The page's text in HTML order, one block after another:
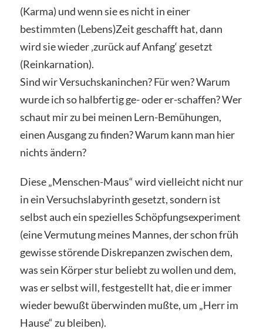
(Karma) und wenn sie es nicht in einer
bestimmten (Lebens)Zeit geschafft hat, dann
wird sie wieder ‚zurück auf Anfang‘ gesetzt
(Reinkarnation).
Sind wir Versuchskaninchen? Für wen? Warum
wurde ich so halbfertig ge- oder er-schaffen? Wer
schaut mir zu bei meinen Lern-Bemühungen,
einen Ausgang zu finden? Warum kann man hier
nichts ändern?
Diese „Menschen-Maus“ wird vielleicht nicht nur
in ein Versuchslabyrinth gesetzt, sondern ist
selbst auch ein spezielles Schöpfungsexperiment
(eine Vermutung meines Mannes, der schon früh
gewisse störende Diskrepanzen zwischen dem,
was sein Körper stur beliebt zu wollen und dem,
was er selbst will, festgestellt hat, die er immer
wieder bewußt überwinden mußte, um „Herr im
Hause“ zu bleiben).